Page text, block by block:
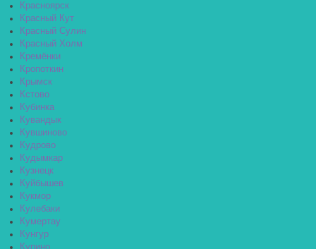
Красноярск
Красный Кут
Красный Сулин
Красный Холм
Кремёнки
Кропоткин
Крымск
Кстово
Кубинка
Кувандык
Кувшиново
Кудрово
Кудымкар
Кузнецк
Куйбышев
Кукмор
Кулебаки
Кумертау
Кунгур
Купино